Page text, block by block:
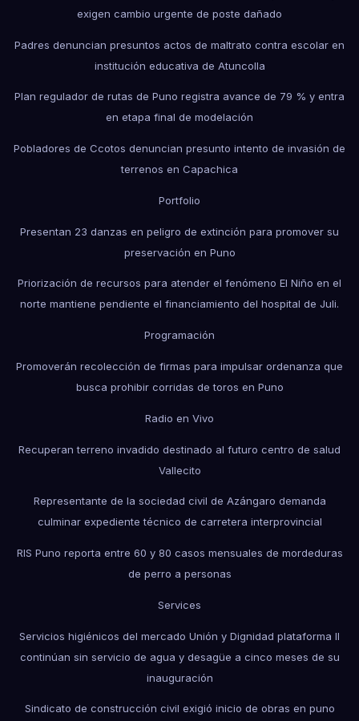
exigen cambio urgente de poste dañado
Padres denuncian presuntos actos de maltrato contra escolar en
institución educativa de Atuncolla
Plan regulador de rutas de Puno registra avance de 79 % y entra
en etapa final de modelación
Pobladores de Ccotos denuncian presunto intento de invasión de
terrenos en Capachica
Portfolio
Presentan 23 danzas en peligro de extinción para promover su
preservación en Puno
Priorización de recursos para atender el fenómeno El Niño en el
norte mantiene pendiente el financiamiento del hospital de Juli.
Programación
Promoverán recolección de firmas para impulsar ordenanza que
busca prohibir corridas de toros en Puno
Radio en Vivo
Recuperan terreno invadido destinado al futuro centro de salud
Vallecito
Representante de la sociedad civil de Azángaro demanda
culminar expediente técnico de carretera interprovincial
RIS Puno reporta entre 60 y 80 casos mensuales de mordeduras
de perro a personas
Services
Servicios higiénicos del mercado Unión y Dignidad plataforma II
continúan sin servicio de agua y desagüe a cinco meses de su
inauguración
Sindicato de construcción civil exigió inicio de obras en puno